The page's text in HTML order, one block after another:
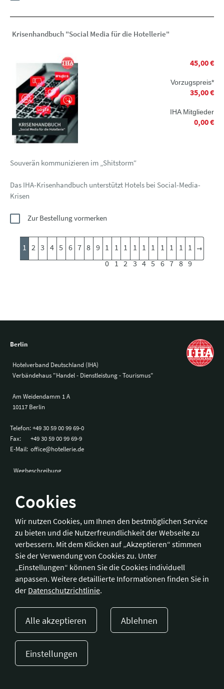
Cookies
Wir nutzen Cookies, um Ihnen den bestmöglichen Service
zu bieten und die Nutzerfreundlichkeit der Webseite zu
verbessern. Mit dem Klicken auf „Akzeptieren“ stimmen
Sie der Verwendung von Cookies zu. Unter
„Einstellungen“ können Sie die Cookies individuell
anpassen. Weitere detaillierte Informationen finden Sie in
der Datenschutzrichtlinie.
Alle akzeptieren Ablehnen
Einstellungen
Krisenhandbuch "Social Media für die Hotellerie"
45,00 €
Vorzugspreis*
35,00 €
IHA Mitglieder
0,00 €
Souverän kommunizieren im „Shitstorm“
Das IHA-Krisenhandbuch unterstützt Hotels bei Social-Media-
Krisen
Zur Bestellung vormerken
1 2 3 4 5 6 7 8 9 1
0
1
1
1
2
1
3
1
4
1
5
1
6
1
7
1
8
1
9
Berlin
Hotelverband Deutschland (IHA)
Verbändehaus "Handel - Dienstleistung - Tourismus"
Am Weidendamm 1 A
10117 Berlin
Telefon:+49 30 59 00 99 69-0
Fax:
+49 30 59 00 99 69-9
E-Mail: office@hotellerie.de
Wegbeschreibung
Hotelverband Deutschland (IHA) / IHA-Service GmbH
Kronprinzenstraße 37
53173 Bonn
Telefon:
Fax:
+49 228 92 39 29-9
E-Mail:bonn@hotellerie.de
Wegbeschreibung
Presse Kontakt
Cookie-Einstellungen